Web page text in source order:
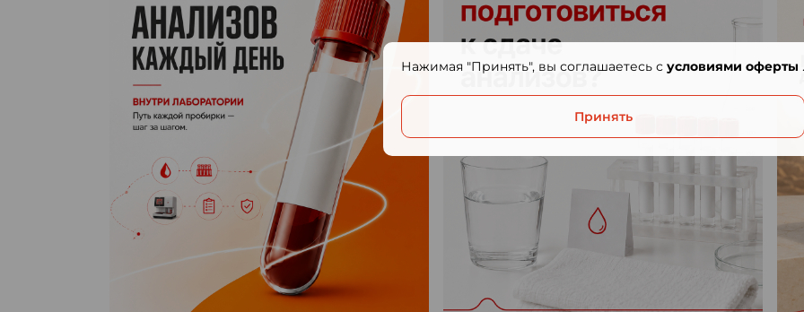
Нажимая "Принять", вы соглашаетесь с условиями оферты .
Принять